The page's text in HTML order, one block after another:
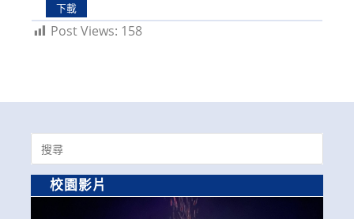
下載
Post Views: 158
for:
校園影片